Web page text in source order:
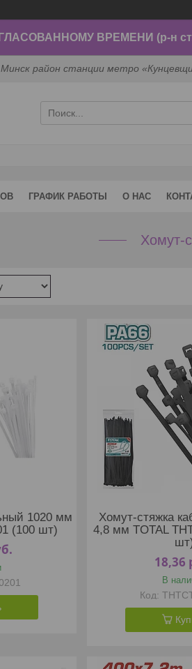
ВРЕМЕНИ (р-н
Минск район станции метро
ГРАФИК РАБОТЫ О НАС
Хомут-
1020 мм
(100 шт)
Хомут-стяжка
4,8 мм TOTAL
18,36
В